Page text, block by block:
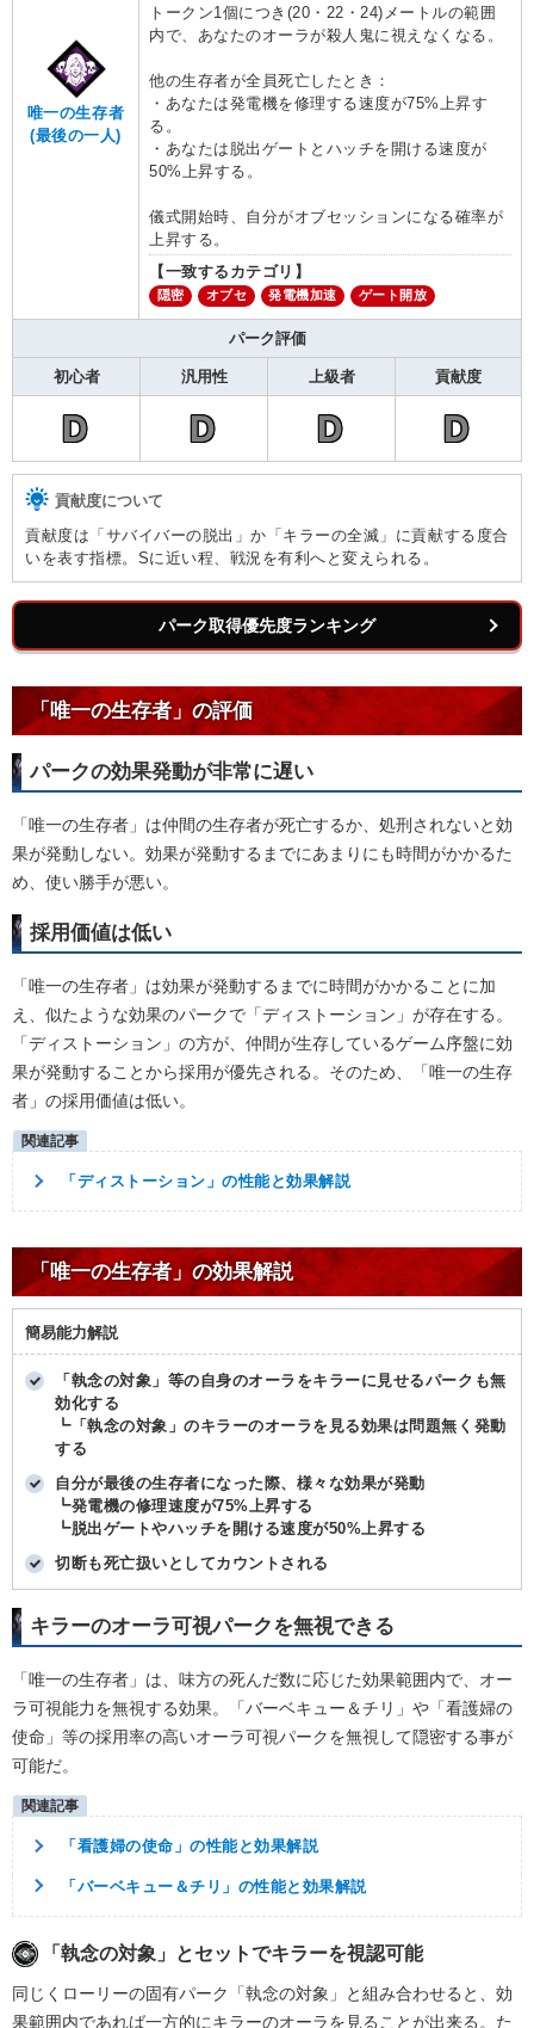
唯一の生存者
(最後の一人)
トークン1個につき(20・22・24)メートルの範囲
内で、あなたのオーラが殺人鬼に視えなくなる。
他の生存者が全員死亡したとき：
・あなたは発電機を修理する速度が75%上昇す
る。
・あなたは脱出ゲートとハッチを開ける速度が
50%上昇する。
儀式開始時、自分がオブセッションになる確率が
上昇する。
【一致するカテゴリ】
隠密 オブセ 発電機加速 ゲート開放
パーク評価
初心者 汎用性 上級者 貢献度
D D D D
貢献度について
貢献度は「サバイバーの脱出」か「キラーの全滅」に貢献する度合
いを表す指標。Sに近い程、戦況を有利へと変えられる。
パーク取得優先度ランキング
「唯一の生存者」の評価
パークの効果発動が非常に遅い
「唯一の生存者」は仲間の生存者が死亡するか、処刑されないと効
果が発動しない。効果が発動するまでにあまりにも時間がかかるた
め、使い勝手が悪い。
採用価値は低い
「唯一の生存者」は効果が発動するまでに時間がかかることに加
え、似たような効果のパークで「ディストーション」が存在する。
「ディストーション」の方が、仲間が生存しているゲーム序盤に効
果が発動することから採用が優先される。そのため、「唯一の生存
者」の採用価値は低い。
「ディストーション」の性能と効果解説
「唯一の生存者」の効果解説
簡易能力解説
「執念の対象」等の自身のオーラをキラーに見せるパークも無
効化する
┗「執念の対象」のキラーのオーラを見る効果は問題無く発動
する
自分が最後の生存者になった際、様々な効果が発動
┗発電機の修理速度が75%上昇する
┗脱出ゲートやハッチを開ける速度が50%上昇する
切断も死亡扱いとしてカウントされる
キラーのオーラ可視パークを無視できる
「唯一の生存者」は、味方の死んだ数に応じた効果範囲内で、オー
ラ可視能力を無視する効果。「バーベキュー＆チリ」や「看護婦の
使命」等の採用率の高いオーラ可視パークを無視して隠密する事が
可能だ。
「看護婦の使命」の性能と効果解説
「バーベキュー＆チリ」の性能と効果解説
「執念の対象」とセットでキラーを視認可能
同じくローリーの固有パーク「執念の対象」と組み合わせると、効
果範囲内であれば一方的にキラーのオーラを見ることが出来る。た